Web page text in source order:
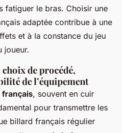
fatiguer le bras. Choisir une
adaptée contribue à une
et à la constance du jeu
joueur.
de procédé,
de l’équipement
, souvent en cuir
pour transmettre les
billard français régulier